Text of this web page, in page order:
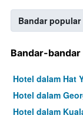
Bandar popular
Bandar-
Hotel dalam Hat
Hotel dalam
Hotel dalam